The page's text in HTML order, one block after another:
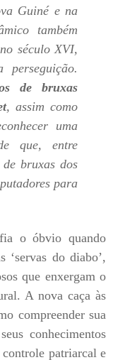
Guiné e na
também
século XVI,
de bruxas
, assim como
uma
que, entre
de bruxas dos
para
o óbvio quando
‘servas do diabo’,
que enxergam o
A nova caça às
compreender sua
conhecimentos
controle patriarcal e